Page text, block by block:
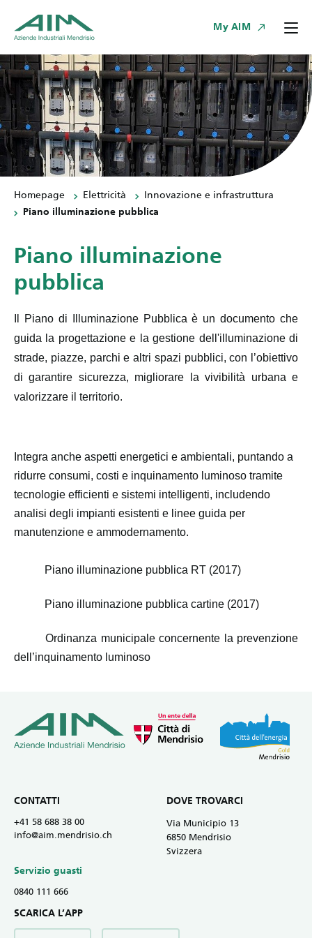
My AIM
Homepage Elettricità
Innovazione e infrastruttura
Piano illuminazione pubblica
Piano illuminazione
pubblica
Il Piano di Illuminazione Pubblica è un documento che
guida la progettazione e la gestione dell'illuminazione di
strade, piazze, parchi e altri spazi pubblici, con l’obiettivo
di garantire sicurezza, migliorare la vivibilità urbana e
valorizzare il territorio.
Integra anche aspetti energetici e ambientali, puntando a
ridurre consumi, costi e inquinamento luminoso tramite
tecnologie efficienti e sistemi intelligenti, includendo
analisi degli impianti esistenti e linee guida per
manutenzione e ammodernamento.
Piano illuminazione pubblica RT (2017)
Piano illuminazione pubblica cartine (2017)
Ordinanza municipale concernente la prevenzione
dell’inquinamento luminoso
CONTATTI
+41 58 688 38 00
info@aim.mendrisio.ch
Servizio guasti
0840 111 666
DOVE TROVARCI
Via Municipio 13
6850 Mendrisio
Svizzera
SCARICA L’APP